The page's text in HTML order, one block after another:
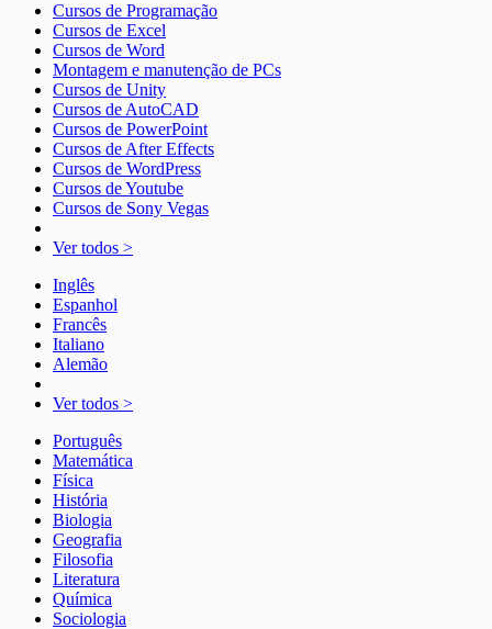
Cursos de Programação
Cursos de Excel
Cursos de Word
Montagem e manutenção de PCs
Cursos de Unity
Cursos de AutoCAD
Cursos de PowerPoint
Cursos de After Effects
Cursos de WordPress
Cursos de Youtube
Cursos de Sony Vegas
Ver todos >
Inglês
Espanhol
Francês
Italiano
Alemão
Ver todos >
Português
Matemática
Física
História
Biologia
Geografia
Filosofia
Literatura
Química
Sociologia